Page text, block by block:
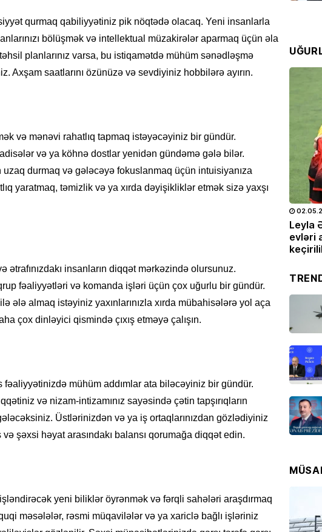
qurmaq qabiliyyətiniz pik nöqtədə olacaq. Yeni insanlarla
bölüşmək və intellektual müzakirələr aparmaq üçün əla
planlarınız varsa, bu istiqamətdə mühüm sənədləşmə
Axşam saatlarını özünüzə və sevdiyiniz hobbilərə ayırın.
və mənəvi rahatlıq tapmaq istəyəcəyiniz bir gündür.
və ya köhnə dostlar yenidən gündəmə gələ bilər.
durmaq və gələcəyə fokuslanmaq üçün intuisiyanıza
yaratmaq, təmizlik və ya xırda dəyişikliklər etmək sizə yaxşı
ətrafınızdakı insanların diqqət mərkəzində olursunuz.
fəaliyyətləri və komanda işləri üçün çox uğurlu bir gündür.
ələ almaq istəyiniz yaxınlarınızla xırda mübahisələrə yol aça
çox dinləyici qismində çıxış etməyə çalışın.
fəaliyyətinizdə mühüm addımlar ata biləcəyiniz bir gündür.
və nizam-intizamınız sayəsində çətin tapşırıqların
Üstlərinizdən və ya iş ortaqlarınızdan gözlədiyiniz
şəxsi həyat arasındakı balansı qorumağa diqqət edin.
yeni biliklər öyrənmək və fərqli sahələri araşdırmaq
məsələlər, rəsmi müqavilələr və ya xariclə bağlı işləriniz
xəstə
SON
olundu
Yayın
Leyla
evləri